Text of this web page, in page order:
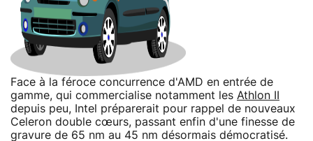
Face à la féroce concurrence d'AMD en entrée de
gamme, qui commercialise notamment les Athlon II
depuis peu, Intel préparerait pour rappel de nouveaux
Celeron double cœurs, passant enfin d'une finesse de
gravure de 65 nm au 45 nm désormais démocratisé.